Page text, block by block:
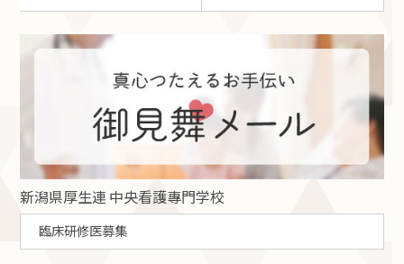
新潟県厚生連 中央看護專門学校
臨床研修医募集